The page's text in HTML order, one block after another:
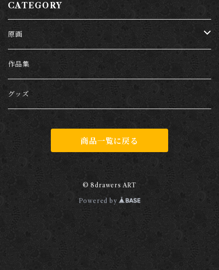
CATEGORY
原画
哺乳類
犬
爬虫類
作品集
グッズ
商品一覧に戻る
© 8drawers ART
Powered by